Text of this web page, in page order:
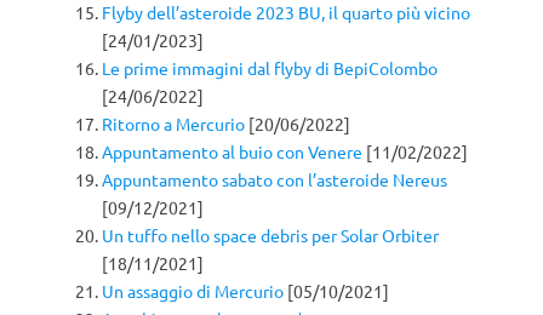
Flyby dell’asteroide 2023 BU, il quarto più vicino
[24/01/2023]
Le prime immagini dal flyby di BepiColombo
[24/06/2022]
Ritorno a Mercurio [20/06/2022]
Appuntamento al buio con Venere [11/02/2022]
Appuntamento sabato con l’asteroide Nereus
[09/12/2021]
Un tuffo nello space debris per Solar Orbiter
[18/11/2021]
Un assaggio di Mercurio [05/10/2021]